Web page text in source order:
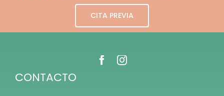
CITA PREVIA
CONTACTO